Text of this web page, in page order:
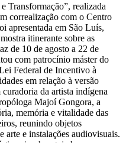
Transformação”, realizada
correalização com o Centro
apresentada em São Luís,
itinerante sobre as
de 10 de agosto a 22 de
com patrocínio máster do
Federal de Incentivo à
em relação à versão
da artista indígena
Majoí Gongora, a
memória e vitalidade das
reunindo objetos
arte e instalações audiovisuais.